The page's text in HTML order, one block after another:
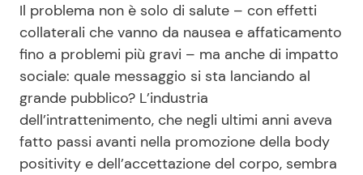
Il problema non è solo di salute – con effetti
collaterali che vanno da nausea e affaticamento
fino a problemi più gravi – ma anche di impatto
sociale: quale messaggio si sta lanciando al
grande pubblico? L’industria
dell’intrattenimento, che negli ultimi anni aveva
fatto passi avanti nella promozione della body
positivity e dell’accettazione del corpo, sembra